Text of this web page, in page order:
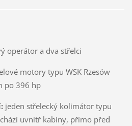
a dva střelci
motory typu WSK Rzesów
po 396 hp
jeden střelecký kolimátor typu
uvnitř kabiny, přímo před